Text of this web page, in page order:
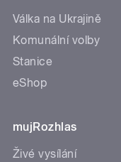
Válka na Ukrajině
Komunální volby
Stanice
eShop
mujRozhlas
Živé vysílání